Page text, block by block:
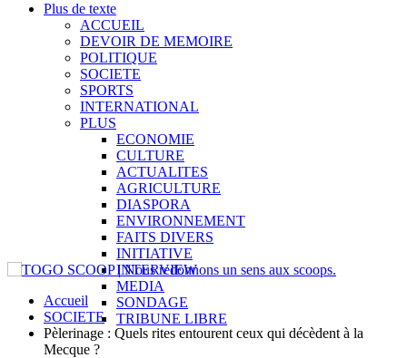
Plus de texte
ACCUEIL
DEVOIR DE MEMOIRE
POLITIQUE
SOCIETE
SPORTS
INTERNATIONAL
PLUS
ECONOMIE
CULTURE
ACTUALITES
AGRICULTURE
DIASPORA
ENVIRONNEMENT
FAITS DIVERS
INITIATIVE
INTERVIEW
MEDIA
SONDAGE
TRIBUNE LIBRE
Accueil
SOCIETE
Pèlerinage : Quels rites entourent ceux qui décèdent à la
Mecque ?